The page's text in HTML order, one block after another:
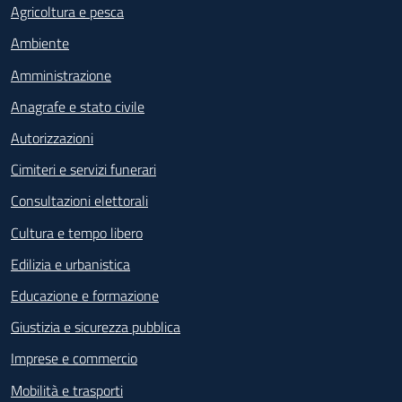
Agricoltura e pesca
Ambiente
Amministrazione
Anagrafe e stato civile
Autorizzazioni
Cimiteri e servizi funerari
Consultazioni elettorali
Cultura e tempo libero
Edilizia e urbanistica
Educazione e formazione
Giustizia e sicurezza pubblica
Imprese e commercio
Mobilità e trasporti